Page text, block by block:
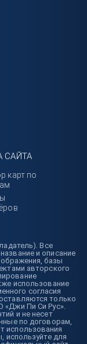
Все
и описание
базы
авторского
использование
согласия
только
«Джи Пи Си Рус».
и не несет
по договорам,
использования
используйте для
САЙТА
карт по